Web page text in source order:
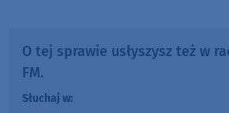
O tej sprawie usłyszysz też w
FM.
Słuchaj w: